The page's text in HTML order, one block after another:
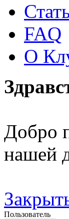
FAQ
О
Добро
нашей
Пользователь